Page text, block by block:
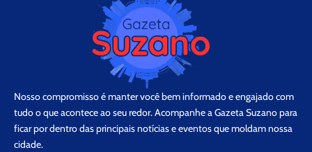
Nosso compromisso é manter você bem informado e engajado com
tudo o que acontece ao seu redor. Acompanhe a Gazeta Suzano para
ficar por dentro das principais notícias e eventos que moldam nossa
cidade.